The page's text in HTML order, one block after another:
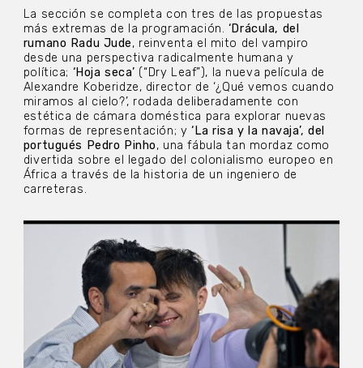
La sección se completa con tres de las propuestas
más extremas de la programación. ‘Drácula, del
rumano Radu Jude, reinventa el mito del vampiro
desde una perspectiva radicalmente humana y
política; ‘Hoja seca’ (“Dry Leaf”), la nueva película de
Alexandre Koberidze, director de ‘¿Qué vemos cuando
miramos al cielo?’, rodada deliberadamente con
estética de cámara doméstica para explorar nuevas
formas de representación; y ‘La risa y la navaja’, del
portugués Pedro Pinho, una fábula tan mordaz como
divertida sobre el legado del colonialismo europeo en
África a través de la historia de un ingeniero de
carreteras.